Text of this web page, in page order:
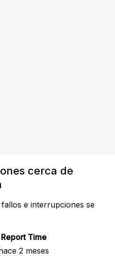
cerca de
e interrupciones se
Report Time
2 meses